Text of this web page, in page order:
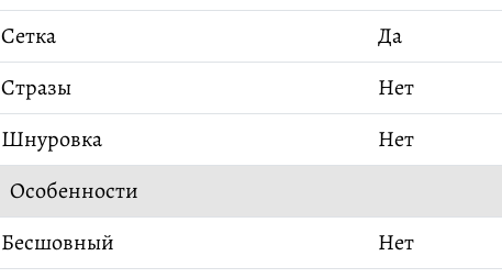
Сетка
Да
Стразы
Нет
Шнуровка
Нет
Особенности
Бесшовный
Нет